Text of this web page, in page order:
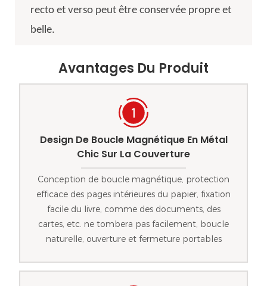
recto et verso peut être conservée propre et
belle.
Avantages Du Produit
Design De Boucle Magnétique En Métal
Chic Sur La Couverture
Conception de boucle magnétique, protection
efficace des pages intérieures du papier, fixation
facile du livre, comme des documents, des
cartes, etc. ne tombera pas facilement, boucle
naturelle, ouverture et fermeture portables